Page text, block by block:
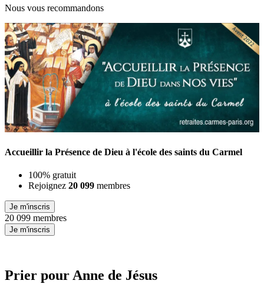
Nous vous recommandons
Accueillir la Présence de Dieu à l'école des saints du Carmel
100% gratuit
Rejoignez 20 099 membres
Je m'inscris
20 099 membres
Je m'inscris
Prier pour Anne de Jésus